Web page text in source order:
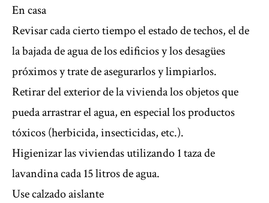
En casa
Revisar cada cierto tiempo el estado de techos, el de
la bajada de agua de los edificios y los desagües
próximos y trate de asegurarlos y limpiarlos.
Retirar del exterior de la vivienda los objetos que
pueda arrastrar el agua, en especial los productos
tóxicos (herbicida, insecticidas, etc.).
Higienizar las viviendas utilizando 1 taza de
lavandina cada 15 litros de agua.
Use calzado aislante